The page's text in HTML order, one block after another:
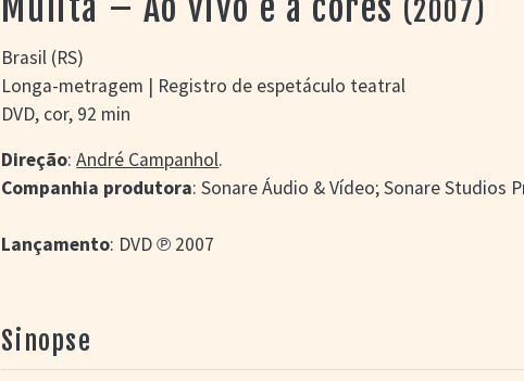
Mulita – Ao vivo e a cores (2007)
Brasil (RS)
Longa-metragem | Registro de espetáculo teatral
DVD, cor, 92 min
Direção:André Campanhol.
Companhia produtora: Sonare Áudio & Vídeo; Sonare Studios
Lançamento: DVD ℗ 2007
Sinopse